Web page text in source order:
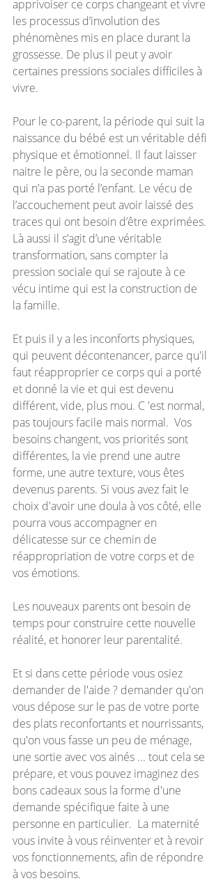
apprivoiser ce corps changeant et vivre
les processus d’involution des
phénomènes mis en place durant la
grossesse. De plus il peut y avoir
certaines pressions sociales difficiles à
vivre.
Pour le co-parent, la période qui suit la
naissance du bébé est un véritable défi
physique et émotionnel. Il faut laisser
naitre le père, ou la seconde maman
qui n’a pas porté l’enfant. Le vécu de
l’accouchement peut avoir laissé des
traces qui ont besoin d’être exprimées.
Là aussi il s’agit d’une véritable
transformation, sans compter la
pression sociale qui se rajoute à ce
vécu intime qui est la construction de
la famille.
Et puis il y a les inconforts physiques,
qui peuvent décontenancer, parce qu'il
faut réapproprier ce corps qui a porté
et donné la vie et qui est devenu
différent, vide, plus mou. C 'est normal,
pas toujours facile mais normal.  Vos
besoins changent, vos priorités sont
différentes, la vie prend une autre
forme, une autre texture, vous êtes
devenus parents. Si vous avez fait le
choix d'avoir une doula à vos côté, elle
pourra vous accompagner en
délicatesse sur ce chemin de
réappropriation de votre corps et de
vos émotions.
Les nouveaux parents ont besoin de
temps pour construire cette nouvelle
réalité, et honorer leur parentalité.
Et si dans cette période vous osiez
demander de l'aide ? demander qu'on
vous dépose sur le pas de votre porte
des plats reconfortants et nourrissants,
qu'on vous fasse un peu de ménage,
une sortie avec vos ainés ... tout cela se
prépare, et vous pouvez imaginez des
bons cadeaux sous la forme d'une
demande spécifique faite à une
personne en particulier.  La maternité
vous invite à vous réinventer et à revoir
vos fonctionnements, afin de répondre
à vos besoins.